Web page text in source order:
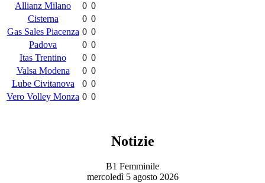
Allianz Milano
0 0
Cisterna
0 0
Gas Sales Piacenza 0 0
Padova
0 0
Itas Trentino
0 0
Valsa Modena
0 0
Lube Civitanova
0 0
Vero Volley Monza 0 0
Notizie
B1 Femminile
mercoledì 5 agosto 2026